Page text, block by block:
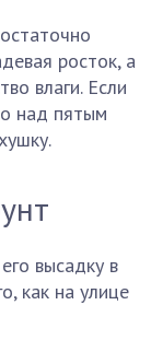
росток, а
влаги. Если
над пятым
высадку в
как на улице